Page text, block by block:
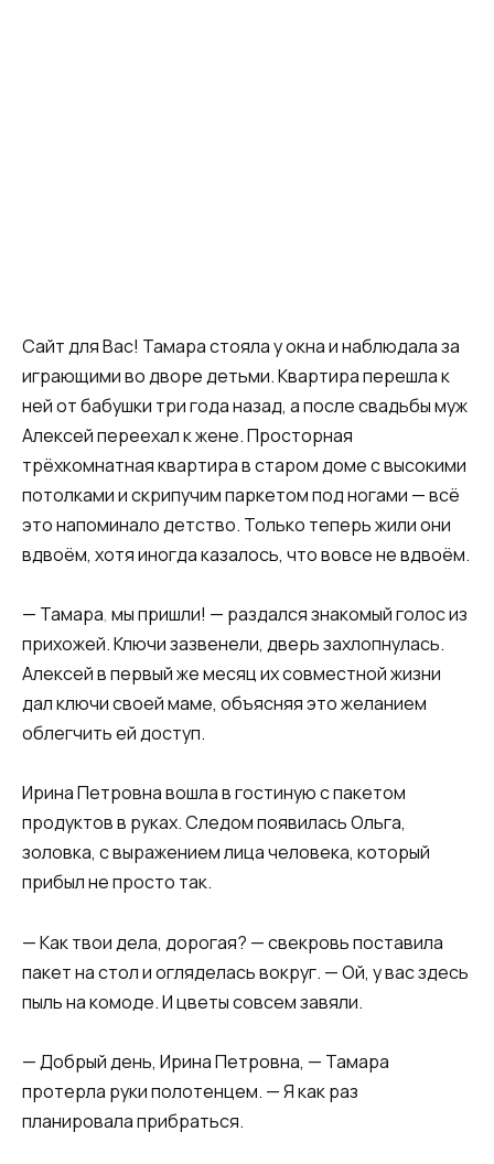
Сайт для Вас! Тамара стояла у окна и наблюдала за
играющими во дворе детьми. Квартира перешла к
ней от бабушки три года назад, а после свадьбы муж
Алексей переехал к жене. Просторная
трёхкомнатная квартира в старом доме с высокими
потолками и скрипучим паркетом под ногами — всё
это напоминало детство. Только теперь жили они
вдвоём, хотя иногда казалось, что вовсе не вдвоём.
— Тамара, мы пришли! — раздался знакомый голос из
прихожей. Ключи зазвенели, дверь захлопнулась.
Алексей в первый же месяц их совместной жизни
дал ключи своей маме, объясняя это желанием
облегчить ей доступ.
Ирина Петровна вошла в гостиную с пакетом
продуктов в руках. Следом появилась Ольга,
золовка, с выражением лица человека, который
прибыл не просто так.
— Как твои дела, дорогая? — свекровь поставила
пакет на стол и огляделась вокруг. — Ой, у вас здесь
пыль на комоде. И цветы совсем завяли.
— Добрый день, Ирина Петровна, — Тамара
протерла руки полотенцем. — Я как раз
планировала прибраться.